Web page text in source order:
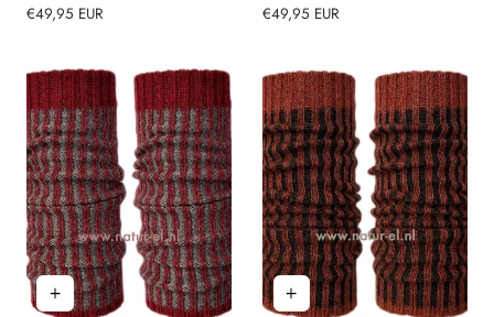
Normale
€49,95 EUR
Normale
€49,95 EUR